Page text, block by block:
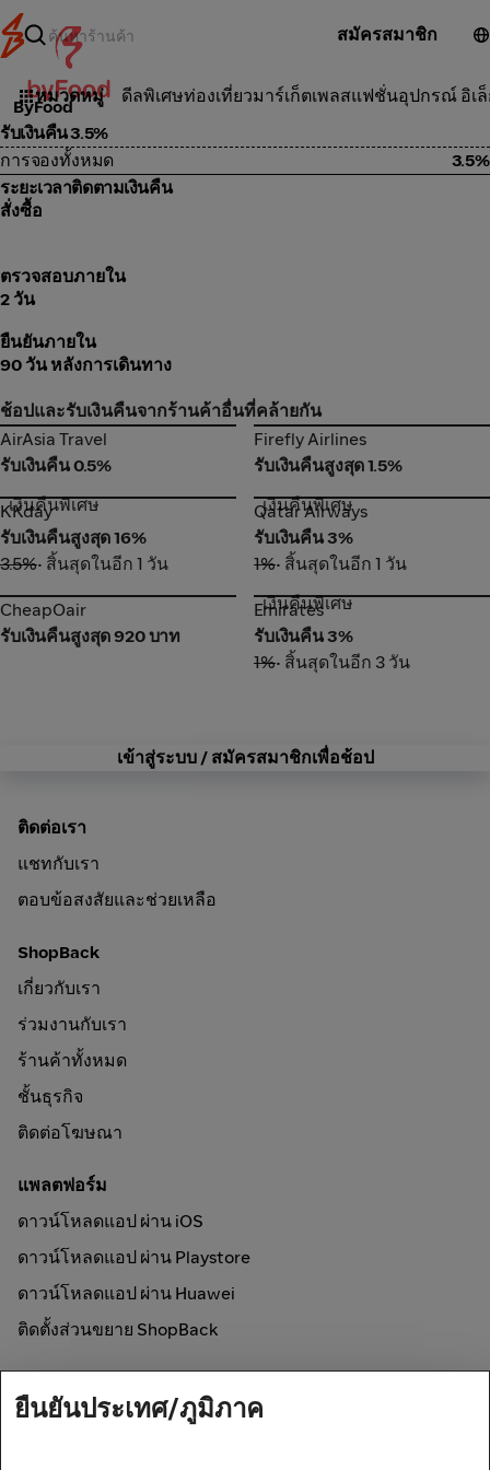
สมัครสมาชิก
หมวดหมู่ ดีลพิเศษท่องเที่ยวมาร์เก็ตเพลสแฟชั่นอุปกรณ์ อิเ
ท่องเที่ยว
ByFood
รับเงินคืน 3.5%
การจองทั้งหมด
3.5%
ระยะเวลาติดตามเงินคืน
สั่งซื้อ
ตรวจสอบภายใน
2 วัน
ยืนยันภายใน
90 วัน หลังการเดินทาง
ช้อปและรับเงินคืนจากร้านค้าอื่นที่คล้ายกัน
AirAsia Travel
AirAsia Travel
รับเงินคืน 0.5%
Firefly Airlines
Firefly Airlines
รับเงินคืนสูงสุด 1.5%
KKday
เงินคืนพิเศษ
KKday
รับเงินคืนสูงสุด 16%
3.5%• สิ้นสุดในอีก 1 วัน
Qatar Airways
เงินคืนพิเศษ
Qatar Airways
รับเงินคืน 3%
1%• สิ้นสุดในอีก 1 วัน
CheapOair
CheapOair
รับเงินคืนสูงสุด 920 บาท
Emirates
เงินคืนพิเศษ
Emirates
รับเงินคืน 3%
1%• สิ้นสุดในอีก 3 วัน
เข้าสู่ระบบ / สมัครสมาชิกเพื่อช้อป
ติดต่อเรา
แชทกับเรา
ตอบข้อสงสัยและช่วยเหลือ
ShopBack
เกี่ยวกับเรา
ร่วมงานกับเรา
ร้านค้าทั้งหมด
ชั้นธุรกิจ
ติดต่อโฆษณา
แพลตฟอร์ม
ดาวน์โหลดแอป ผ่าน iOS
ดาวน์โหลดแอป ผ่าน Playstore
ดาวน์โหลดแอป ผ่าน Huawei
ติดตั้งส่วนขยาย ShopBack
ช้อปออนไลน์และรับเงินคืน
ยืนยันประเทศ/ภูมิภาค